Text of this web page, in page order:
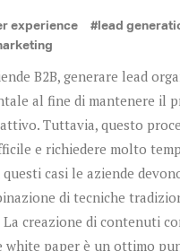
experience #lead
B2B, generare lead
al fine di mantenere il
Tuttavia, questo
e richiedere molto
casi le aziende
di tecniche
La creazione di contenuti
white paper è un ottimo